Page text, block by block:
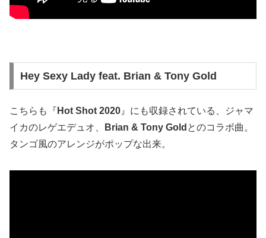
Hey Sexy Lady feat. Brian & Tony Gold
こちらも『 Hot Shot 2020』にも収録されている、ジャマ
イカのレゲエデュオ、
Brian & Tony Gold とのコラボ曲。
タンゴ風のアレンジがポップな出来。